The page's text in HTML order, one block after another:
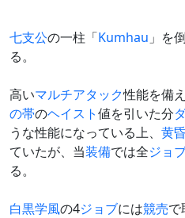
七支公の一柱「Kumhau 」を
る。
高いマルチアタック性能を備
の帯のヘイスト値を引いた分
うな性能になっている上、 黄
ていたが、当装備では全ジョ
る。
白黒学風の4ジョブには競売で